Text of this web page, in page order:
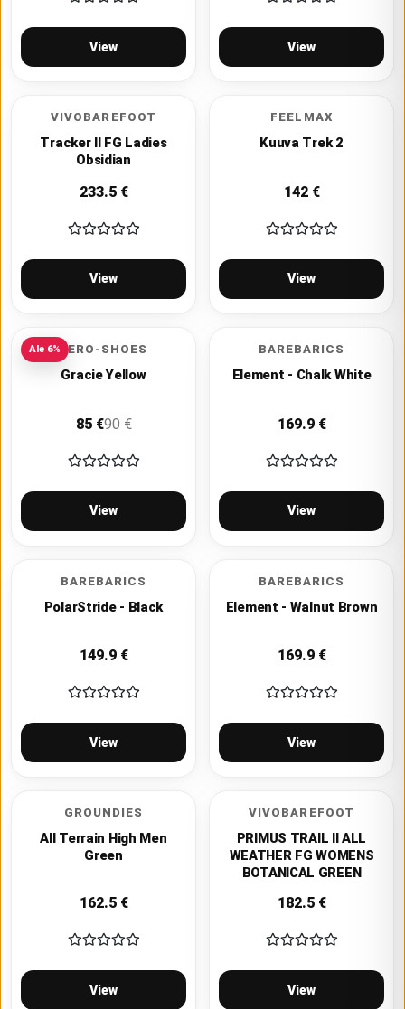
View View
VIVOBAREFOOT
Tracker II FG Ladies
Obsidian
233.5€
View
FEELMAX
Kuuva Trek 2
142€
View
XERO-SHOES
Gracie Yellow
85€90€
View
Ale 6% BAREBARICS
Element - Chalk White
169.9€
View
BAREBARICS
PolarStride - Black
149.9€
View
BAREBARICS
Element - Walnut Brown
169.9€
View
GROUNDIES
All Terrain High Men
Green
162.5€
View
VIVOBAREFOOT
PRIMUS TRAIL II ALL
WEATHER FG WOMENS
BOTANICAL GREEN
182.5€
View